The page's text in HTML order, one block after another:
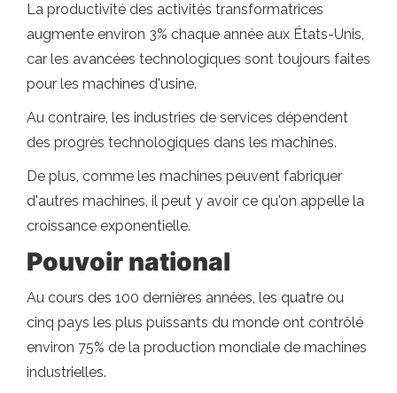
La productivité des activités transformatrices
augmente environ 3% chaque année aux États-Unis,
car les avancées technologiques sont toujours faites
pour les machines d'usine.
Au contraire, les industries de services dépendent
des progrès technologiques dans les machines.
De plus, comme les machines peuvent fabriquer
d'autres machines, il peut y avoir ce qu'on appelle la
croissance exponentielle.
Pouvoir national
Au cours des 100 dernières années, les quatre ou
cinq pays les plus puissants du monde ont contrôlé
environ 75% de la production mondiale de machines
industrielles.